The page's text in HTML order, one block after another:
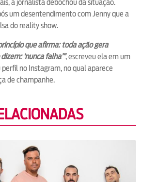
a jornalista debochou da situação.
um desentendimento com Jenny que a
do reality show.
que afirma: toda ação gera
‘nunca falha’”, escreveu ela em um
no Instagram, no qual aparece
de champanhe.